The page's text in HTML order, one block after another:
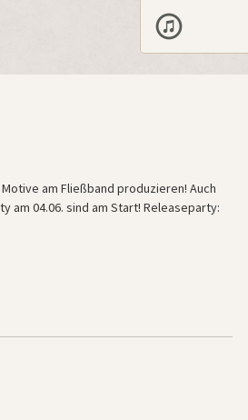
am Fließband produzieren! Auch
am 04.06. sind am Start! Releaseparty: